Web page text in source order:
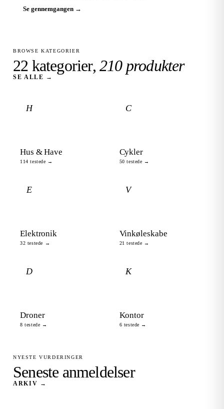
Se gennemgangen →
BROWSE KATEGORIER
22 kategorier, 210 produkter
SE ALLE →
H
Hus & Have
114 testede →
C
Cykler
50 testede →
E
Elektronik
32 testede →
V
Vinkøleskabe
21 testede →
D
Droner
8 testede →
K
Kontor
6 testede →
NYESTE VURDERINGER
Seneste anmeldelser
ARKIV →